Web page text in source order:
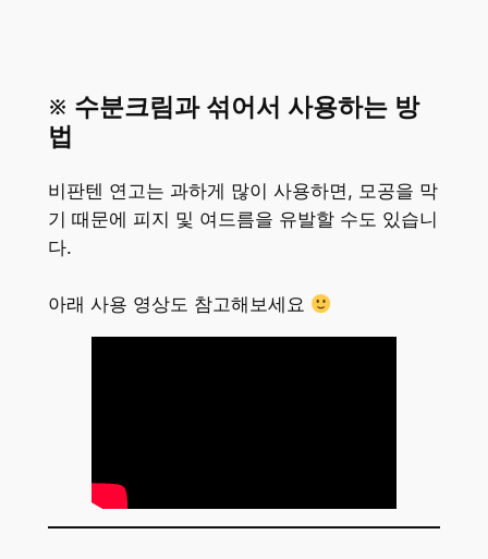
※ 수분크림과 섞어서 사용하는 방
법
비판텐 연고는 과하게 많이 사용하면, 모공을 막
기 때문에 피지 및 여드름을 유발할 수도 있습니
다.
아래 사용 영상도 참고해보세요